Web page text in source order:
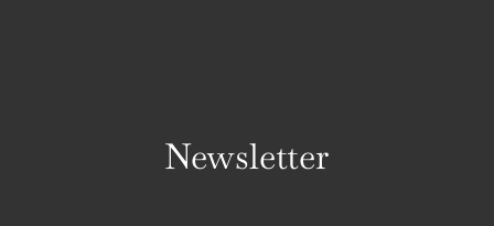
Newsletter